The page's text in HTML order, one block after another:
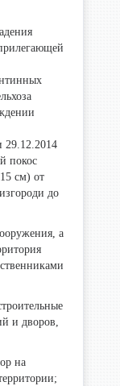
29.12.2014
покос
см) от
до
а
и дворов,
на